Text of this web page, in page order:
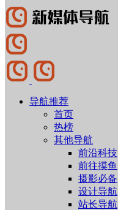
导航推荐
首页
热榜
其他导航
前沿科技
前往摸鱼
摄影必备
设计导航
站长导航